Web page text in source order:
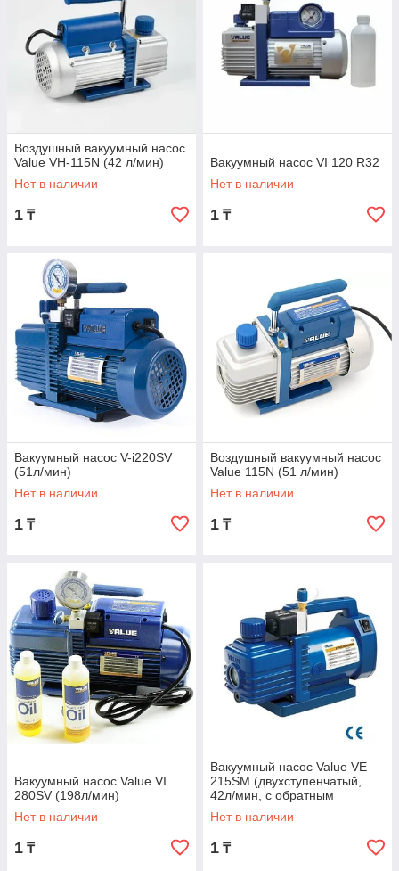
Воздушный вакуумный насос
Value VH-115N (42 л/мин)
Нет в наличии
1 ₸
Вакуумный насос VI 120 R32
Нет в наличии
1 ₸
Вакуумный насос V-i220SV
(51л/мин)
Нет в наличии
1 ₸
Воздушный вакуумный насос
Value 115N (51 л/мин)
Нет в наличии
1 ₸
Вакуумный насос Value VI
280SV (198л/мин)
Нет в наличии
1 ₸
Вакуумный насос Value VE
215SM (двухступенчатый,
42л/мин, с обратным
клапаном)
Нет в наличии
1 ₸